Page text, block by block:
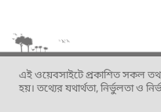
এই ওয়েবসাইটে প্রকাশিত সকল তথ্য
হয়। তথ্যের যথার্থতা, নির্ভুলতা ও